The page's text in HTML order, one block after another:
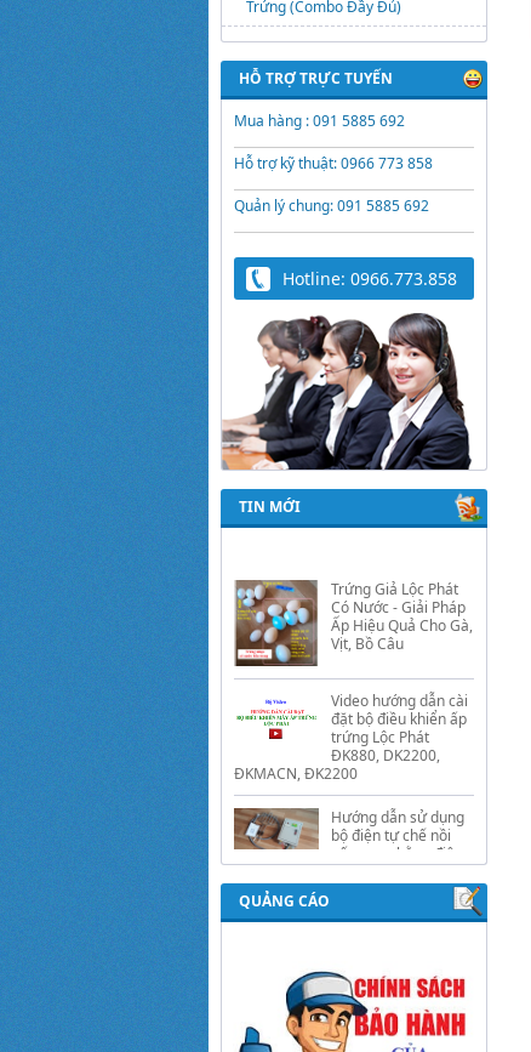
Trứng (Combo Đầy Đủ)
HỖ TRỢ TRỰC TUYẾN
Mua hàng : 091 5885 692
Hỗ trợ kỹ thuật: 0966 773 858
Quản lý chung: 091 5885 692
Hotline: 0966.773.858
TIN MỚI
Trứng Giả Lộc Phát
Vịt, Bồ Câu
Video hướng dẫn cài
trứng Lộc Phát
ĐK880, DK2200,
ĐKMACN, ĐK2200
Hướng dẫn sử dụng
bộ điện tự chế nồi
nấu rượu bằng điện
tự động Lộc Phát
Hướng dẫn sử dụng
bộ điều khiển ủ sữa
Lộc Phát
bộ điều khiển độ ẩm
gold, nhiệt độ và ánh
sáng tự động Lộc
Phát
QUẢNG CÁO